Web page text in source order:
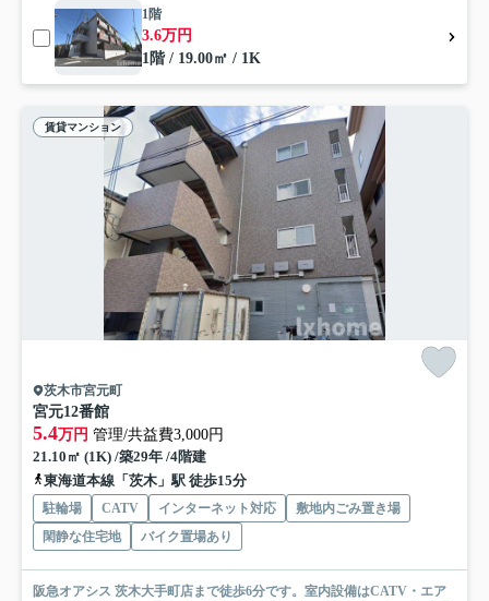
1階
3.6万円
1階 / 19.00㎡ / 1K
賃貸マンション
茨木市宮元町
宮元12番館
5.4万円 管理/共益費3,000円
21.10㎡ (1K) /築29年 /4階建
東海道本線「茨木」駅 徒歩15分
駐輪場 CATV インターネット対応
敷地内ごみ置き場
閑静な住宅地
バイク置場あり
阪急オアシス 茨木大手町店まで徒歩6分です。室内設備はCATV・エア